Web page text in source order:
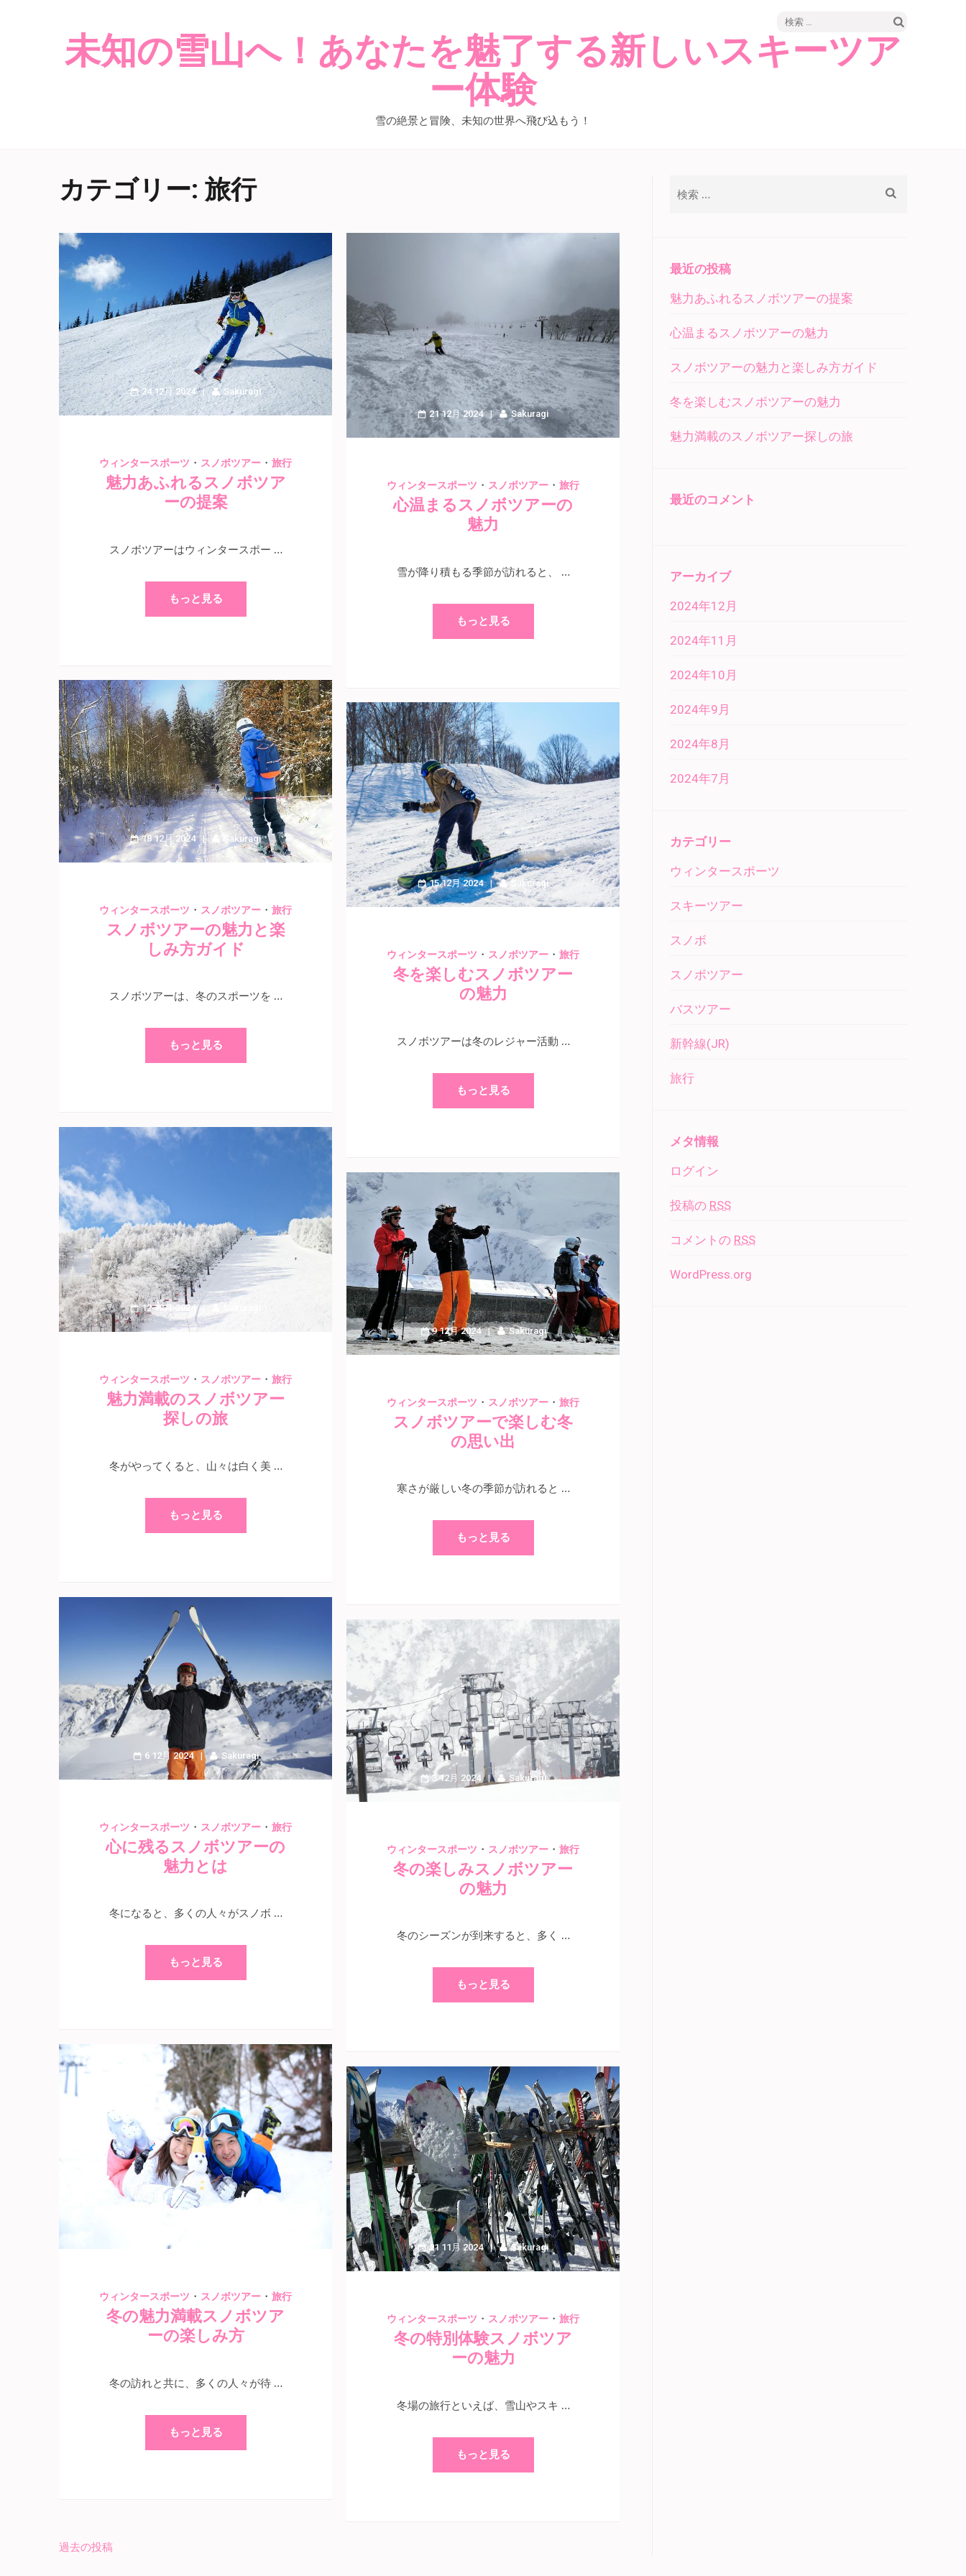
検
索:
未知の雪山へ！あなたを魅了する新しいスキーツア
ー体験
雪の絶景と冒険、未知の世界へ飛び込もう！
カテゴリー: 旅行
24 12月 2024 Sakuragi
ウィンタースポーツ ・ スノボツアー ・ 旅行
魅力あふれるスノボツア
ーの提案
スノボツアーはウィンタースポー …
もっと見る
21 12月 2024 Sakuragi
ウィンタースポーツ ・ スノボツアー ・ 旅行
心温まるスノボツアーの
魅力
雪が降り積もる季節が訪れると、 …
もっと見る
18 12月 2024 Sakuragi
ウィンタースポーツ ・ スノボツアー ・ 旅行
スノボツアーの魅力と楽
しみ方ガイド
スノボツアーは、冬のスポーツを …
もっと見る
15 12月 2024 Sakuragi
ウィンタースポーツ ・ スノボツアー ・ 旅行
冬を楽しむスノボツアー
の魅力
スノボツアーは冬のレジャー活動 …
もっと見る
12 12月 2024 Sakuragi
ウィンタースポーツ ・ スノボツアー ・ 旅行
魅力満載のスノボツアー
探しの旅
冬がやってくると、山々は白く美 …
もっと見る
9 12月 2024 Sakuragi
ウィンタースポーツ ・ スノボツアー ・ 旅行
スノボツアーで楽しむ冬
の思い出
寒さが厳しい冬の季節が訪れると …
もっと見る
6 12月 2024 Sakuragi
ウィンタースポーツ ・ スノボツアー ・ 旅行
心に残るスノボツアーの
魅力とは
冬になると、多くの人々がスノボ …
もっと見る
3 12月 2024 Sakuragi
ウィンタースポーツ ・ スノボツアー ・ 旅行
冬の楽しみスノボツアー
の魅力
冬のシーズンが到来すると、多く …
もっと見る
ウィンタースポーツ ・ スノボツアー ・ 旅行
冬の魅力満載スノボツア
ーの楽しみ方
冬の訪れと共に、多くの人々が待 …
もっと見る
21 11月 2024 Sakuragi
ウィンタースポーツ ・ スノボツアー ・ 旅行
冬の特別体験スノボツア
ーの魅力
冬場の旅行といえば、雪山やスキ …
もっと見る
過去の投稿
最近の投稿
魅力あふれるスノボツアーの提案
心温まるスノボツアーの魅力
スノボツアーの魅力と楽しみ方ガイド
冬を楽しむスノボツアーの魅力
魅力満載のスノボツアー探しの旅
最近のコメント
アーカイブ
2024年12月
2024年11月
2024年10月
2024年9月
2024年8月
2024年7月
カテゴリー
ウィンタースポーツ
スキーツアー
スノボ
スノボツアー
バスツアー
新幹線(JR)
旅行
メタ情報
ログイン
投稿の RSS
コメントの RSS
WordPress.org